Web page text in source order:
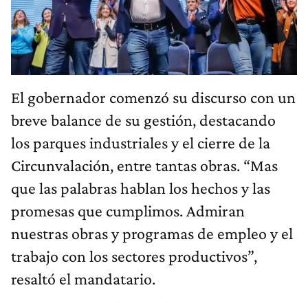
El gobernador comenzó su discurso con un
breve balance de su gestión, destacando
los parques industriales y el cierre de la
Circunvalación, entre tantas obras. “Mas
que las palabras hablan los hechos y las
promesas que cumplimos. Admiran
nuestras obras y programas de empleo y el
trabajo con los sectores productivos”,
resaltó el mandatario.